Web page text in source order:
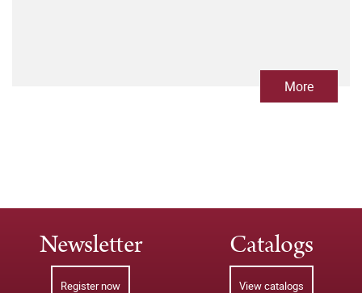
More
Newsletter
Register now
Catalogs
View catalogs